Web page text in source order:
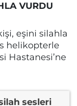
VURDU
eşini silahla
helikopterle
Hastanesi’ne
sesleri